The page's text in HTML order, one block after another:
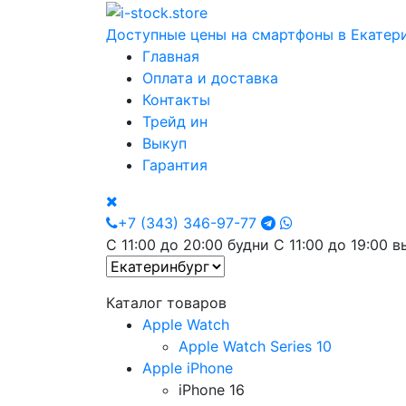
Доступные цены на смартфоны в
Главная
Оплата и доставка
Контакты
Трейд ин
Выкуп
Гарантия
+7 (343) 346-97-77
С 11:00 до 20:00 будни С 11:00 до 19:00
Каталог товаров
Apple Watch
Apple Watch Series 10
Apple iPhone
iPhone 16